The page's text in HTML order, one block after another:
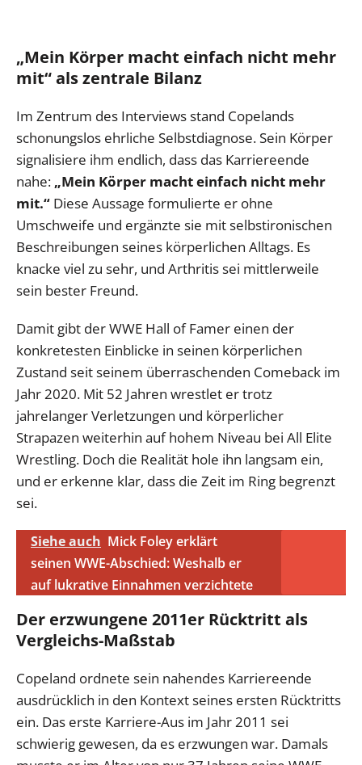
„Mein Körper macht einfach nicht mehr
mit“ als zentrale Bilanz
Im Zentrum des Interviews stand Copelands
schonungslos ehrliche Selbstdiagnose. Sein Körper
signalisiere ihm endlich, dass das Karriereende
nahe: „Mein Körper macht einfach nicht mehr
mit.“ Diese Aussage formulierte er ohne
Umschweife und ergänzte sie mit selbstironischen
Beschreibungen seines körperlichen Alltags. Es
knacke viel zu sehr, und Arthritis sei mittlerweile
sein bester Freund.
Damit gibt der WWE Hall of Famer einen der
konkretesten Einblicke in seinen körperlichen
Zustand seit seinem überraschenden Comeback im
Jahr 2020. Mit 52 Jahren wrestlet er trotz
jahrelanger Verletzungen und körperlicher
Strapazen weiterhin auf hohem Niveau bei All Elite
Wrestling. Doch die Realität hole ihn langsam ein,
und er erkenne klar, dass die Zeit im Ring begrenzt
sei.
Siehe auch Mick Foley erklärt
seinen WWE-Abschied: Weshalb er
auf lukrative Einnahmen verzichtete
Der erzwungene 2011er Rücktritt als
Vergleichs-Maßstab
Copeland ordnete sein nahendes Karriereende
ausdrücklich in den Kontext seines ersten Rücktritts
ein. Das erste Karriere-Aus im Jahr 2011 sei
schwierig gewesen, da es erzwungen war. Damals